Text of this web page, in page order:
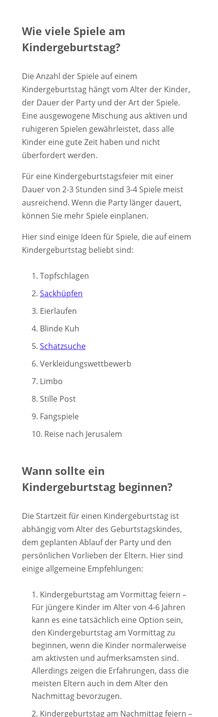
Wie viele Spiele am
Kindergeburtstag?
Die Anzahl der Spiele auf einem
Kindergeburtstag hängt vom Alter der Kinder,
der Dauer der Party und der Art der Spiele.
Eine ausgewogene Mischung aus aktiven und
ruhigeren Spielen gewährleistet, dass alle
Kinder eine gute Zeit haben und nicht
überfordert werden.
Für eine Kindergeburtstagsfeier mit einer
Dauer von 2-3 Stunden sind 3-4 Spiele meist
ausreichend. Wenn die Party länger dauert,
können Sie mehr Spiele einplanen.
Hier sind einige Ideen für Spiele, die auf einem
Kindergeburtstag beliebt sind:
Topfschlagen
Sackhüpfen
Eierlaufen
Blinde Kuh
Schatzsuche
Verkleidungswettbewerb
Limbo
Stille Post
Fangspiele
Reise nach Jerusalem
Wann sollte ein
Kindergeburtstag beginnen?
Die Startzeit für einen Kindergeburtstag ist
abhängig vom Alter des Geburtstagskindes,
dem geplanten Ablauf der Party und den
persönlichen Vorlieben der Eltern. Hier sind
einige allgemeine Empfehlungen:
Kindergeburtstag am Vormittag feiern –
Für jüngere Kinder im Alter von 4-6 Jahren
kann es eine tatsächlich eine Option sein,
den Kindergeburtstag am Vormittag zu
beginnen, wenn die Kinder normalerweise
am aktivsten und aufmerksamsten sind.
Allerdings zeigen die Erfahrungen, dass die
meisten Eltern auch in dem Alter den
Nachmittag bevorzugen.
Kindergeburtstag am Nachmittag feiern –